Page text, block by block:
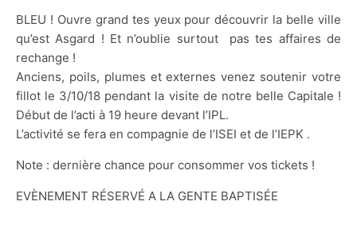
BLEU ! Ouvre grand tes yeux pour découvrir la belle ville
qu’est Asgard ! Et n’oublie surtout
pas tes affaires de
rechange !
Anciens, poils, plumes et externes venez soutenir votre
fillot le 3/10/18 pendant la visite de notre belle Capitale !
Début de l’acti à 19 heure devant l’IPL.
L’activité se fera en compagnie de l’ISEI et de l’IEPK .
Note : dernière chance pour consommer vos tickets !
EVÈNEMENT RÉSERVÉ A LA GENTE BAPTISÉE